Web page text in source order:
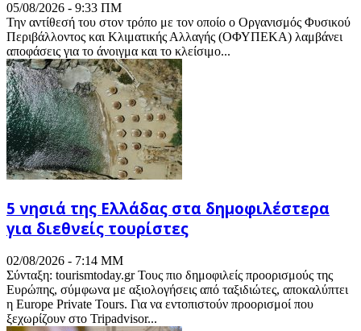
05/08/2026 - 9:33 ΠΜ
Την αντίθεσή του στον τρόπο με τον οποίο ο Οργανισμός Φυσικού
Περιβάλλοντος και Κλιματικής Αλλαγής (ΟΦΥΠΕΚΑ) λαμβάνει
αποφάσεις για το άνοιγμα και το κλείσιμο...
5 νησιά της Ελλάδας στα δημοφιλέστερα
για διεθνείς τουρίστες
02/08/2026 - 7:14 ΜΜ
Σύνταξη: tourismtoday.gr Τους πιο δημοφιλείς προορισμούς της
Ευρώπης, σύμφωνα με αξιολογήσεις από ταξιδιώτες, αποκαλύπτει
η Europe Private Tours. Για να εντοπιστούν προορισμοί που
ξεχωρίζουν στο Tripadvisor...